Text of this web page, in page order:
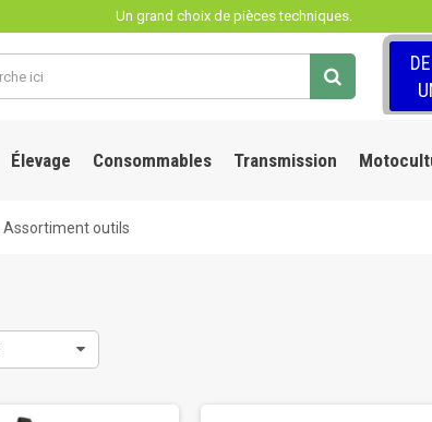
Un grand choix de pièces techniques.
Élevage Consommables Transmission
Assortiment outils